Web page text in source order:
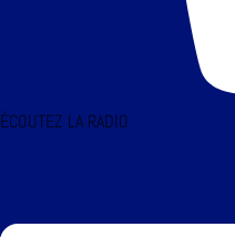
ÉCOUTEZ LA RADIO